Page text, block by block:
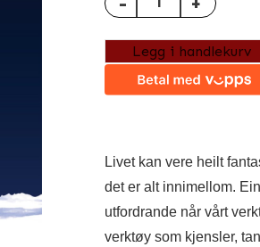
Legg i handlekurv
Livet kan vere heilt
det er alt innimellom.
utfordrande når vårt
verktøy som kjensler,